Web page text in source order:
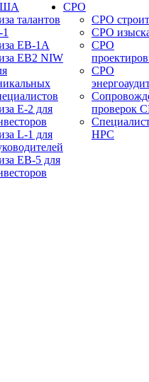
талантов
EB-1A
EB2 NIW
E-2 для
L-1 для
EB-5 для
СРО
СРО
СРО
СРО
СРО
проверок
НРС